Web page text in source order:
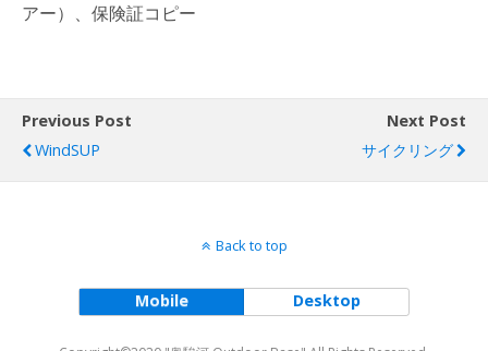
アー）、保険証コピー
Previous Post
WindSUP
Next Post
サイクリング
Back to top
Mobile Desktop